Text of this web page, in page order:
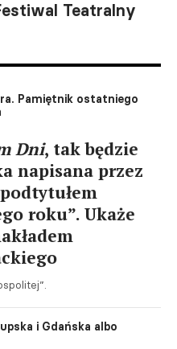
Teatralny
Pamiętnik ostatniego
Dni, tak będzie
napisana przez
roku”. Ukaże
i Gdańska albo